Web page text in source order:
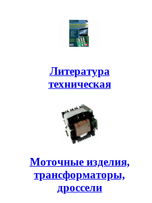
Литература
техническая
Моточные изделия,
трансформаторы,
дроссели